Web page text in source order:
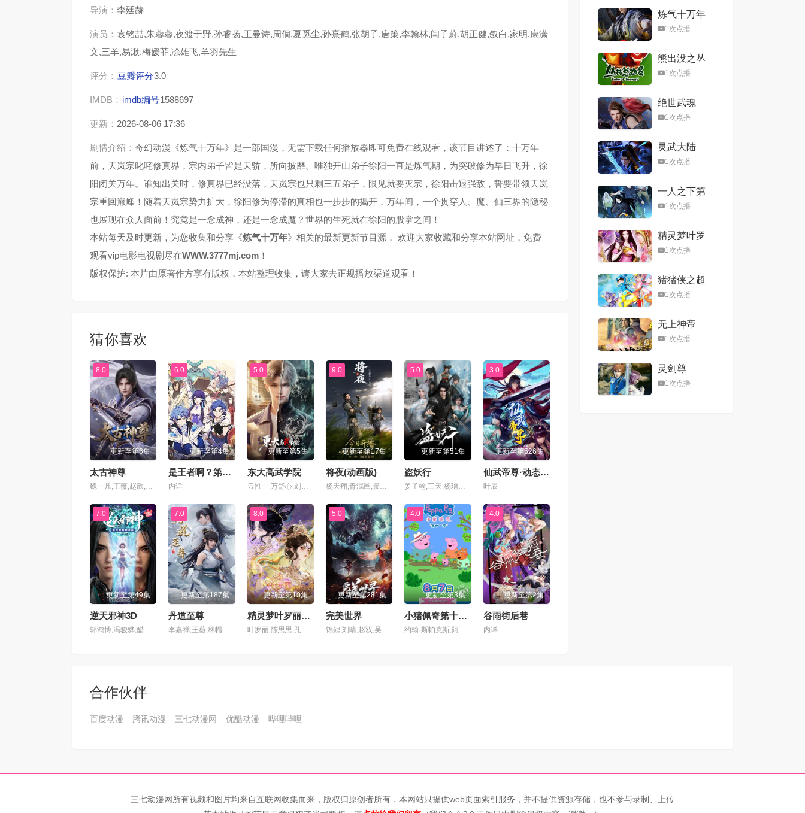
第33集
第37集 第38集 第39集 第40集
第41集
第45集
第53集 第54集 第55集 第56集
第57集 第58集 第59集 第60集
第61集 第62集 第63集 第64集
第65集 第66集 第67集
第73集
第77集 第78集 第79集 第80集
第81集 第82集 第83集 第84集
第85集 第86集 第87集 第88集
第90集 第91集 第92集
第97集 第98集 第99集 第100集
第101集 第102集 第103集 第104集
第105集 第106集 第107集 第108集
第109集 第110集 第111集 第112集
第117集
第129集 第130集 第131集 第132集
导演： 李廷赫
演员： 袁铭喆,朱蓉蓉,夜渡于野,孙睿扬,王曼诗,周侗,夏觅尘,孙熹鹤,张胡子,唐策,李翰林,闫子蔚,胡正健,叙白,家明,康潇
文,三羊,易湫,梅媛菲,凃雄飞,羊羽先生
评分： 豆瓣评分3.0
IMDB： imdb编号1588697
更新： 2026-08-06 17:36
剧情介绍： 奇幻动漫《炼气十万年》是一部国漫，无需下载任何播放器即可免费在线观看，该节目讲述了：十万年
前，天岚宗叱咤修真界，宗内弟子皆是天骄，所向披靡。唯独开山弟子徐阳一直是炼气期，为突破修为早日飞升，徐
阳闭关万年。谁知出关时，修真界已经没落，天岚宗也只剩三五弟子，眼见就要灭宗，徐阳击退强敌，誓要带领天岚
宗重回巅峰！随着天岚宗势力扩大，徐阳修为停滞的真相也一步步的揭开，万年间，一个贯穿人、魔、仙三界的隐秘
也展现在众人面前！究竟是一念成神，还是一念成魔？世界的生死就在徐阳的股掌之间！
本站每天及时更新，为您收集和分享《炼气十万年》相关的最新更新节目源， 欢迎大家收藏和分享本站网址，免费
观看vip电影电视剧尽在WWW.3777mj.com ！
版权保护: 本片由原著作方享有版权，本站整理收集，请大家去正规播放渠道观看！
猜你喜欢
8.0
更新至第6集
太古神尊
魏一凡,王薇,赵欣,六点点,张恩泽,夜叉,北炎,林帽帽,温馨
6.0
更新至第4集
是王者啊？第六季
内详
5.0
更新至第5集
东大高武学院
云惟一,万舒心,刘琮,张惠霖,李铮,李兰陵,心念,韩祺,常文涛,浮梦若薇,崔郅昊,青琳昊,杨磊,王广龙,弋凡,王婧儿,胡亚捷,黄嘉炜,胡霖,赵俊凌,贺文潇
9.0
更新至第17集
将夜(动画版)
杨天翔,青泯邑,景向谁依,魏超,贺文潇
5.0
更新至第51集
盗妖行
姜子翰,三天,杨瑨晗,毕莹超,阿沁,冯泽锐,唐策,闫子蔚,阮伊菲,刘李桥,家明,康潇文
3.0
更新至第526集
仙武帝尊·动态漫画
叶辰
7.0
更新至第49集
逆天邪神3D
郭鸿博,冯骏骅,醋醋,筱筝,Xiaozheng,富贵,沈达威,不一,谢添天
7.0
更新至第187集
丹道至尊
李嘉祥,王薇,林帽帽,关帅,万纯,傅晨阳,赵欣,舒雷,杨塑坤
8.0
更新至第10集
精灵梦叶罗丽第十一季（下）
叶罗丽,陈思思,孔雀,舒言,茉莉,建鹏,亮彩,齐娜,菲灵,辛灵,冰公主,水王子
5.0
更新至第281集
完美世界
锦鲤,刘晴,赵双,吴楚越,阎么么,宣晓鸣
4.0
更新至第3集
小猪佩奇第十二季
约翰·斯帕克斯,阿梅丽·碧·史密斯,理查德·赖丁斯,莫温娜·班克斯,Kira Monteith,Alice May
4.0
更新至第2集
谷雨街后巷
内详
炼气十万年
1次点播
熊出没之丛
林总动员
1次点播
绝世武魂
1次点播
灵武大陆
1次点播
一人之下第
六季1次点播
精灵梦叶罗
丽第八季
1次点播
猪猪侠之超
星五灵侠第
1次点播
无上神帝
1次点播
灵剑尊
1次点播
合作伙伴
百度动漫 腾讯动漫 三七动漫网 优酷动漫 哔哩哔哩
三七动漫网所有视频和图片均来自互联网收集而来，版权归原创者所有，本网站只提供web页面索引服务，并不提供资源存储，也不参与录制、上传